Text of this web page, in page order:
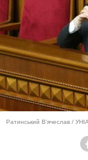
Ратинський В'ячеслав /